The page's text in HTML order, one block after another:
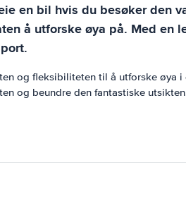
en bil hvis du besøker den
å utforske øya på. Med
og fleksibiliteten til å utforske
og beundre den fantastiske